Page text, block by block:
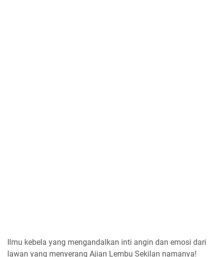
Ilmu kebela yang mengandalkan inti angin dan emosi dari
lawan yang menyerang Ajian Lembu Sekilan namanya!